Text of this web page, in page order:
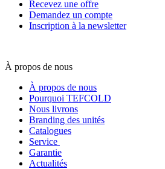
Recevez une offre
Demandez un compte
Inscription à la newsletter
À propos de nous
À propos de nous
Pourquoi TEFCOLD
Nous livrons
Branding des unités
Catalogues
Service
Garantie
Actualités